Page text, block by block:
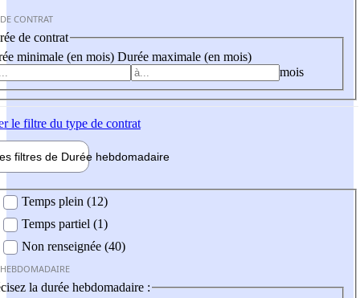
CONTRAT
de contrat
minimale (en mois) Durée maximale (en mois)
mois
le filtre du type de contrat
filtres de Durée hebdomadaire
Temps plein (12)
Temps partiel (1)
Non renseignée (40)
la durée hebdomadaire :